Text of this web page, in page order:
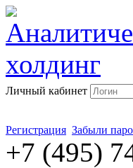
Личный кабинет
Регистрация Забыли
+7 (495)